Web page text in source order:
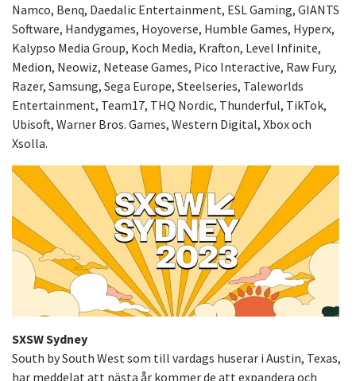
Namco, Benq, Daedalic Entertainment, ESL Gaming, GIANTS
Software, Handygames, Hoyoverse, Humble Games, Hyperx,
Kalypso Media Group, Koch Media, Krafton, Level Infinite,
Medion, Neowiz, Netease Games, Pico Interactive, Raw Fury,
Razer, Samsung, Sega Europe, Steelseries, Taleworlds
Entertainment, Team17, THQ Nordic, Thunderful, TikTok,
Ubisoft, Warner Bros. Games, Western Digital, Xbox och
Xsolla.
SXSW Sydney
South by South West som till vardags huserar i Austin, Texas,
har meddelat att nästa år kommer de att expandera och